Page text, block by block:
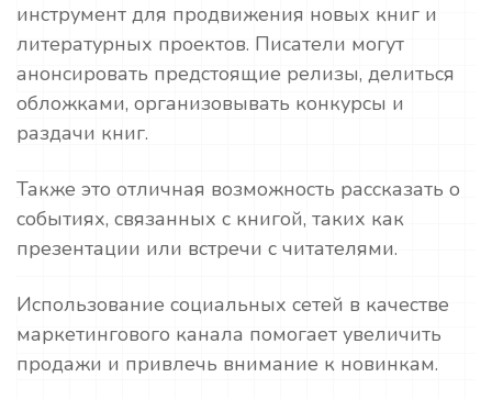
инструмент для продвижения новых книг и
литературных проектов. Писатели могут
анонсировать предстоящие релизы, делиться
обложками, организовывать конкурсы и
раздачи книг.
Также это отличная возможность рассказать о
событиях, связанных с книгой, таких как
презентации или встречи с читателями.
Использование социальных сетей в качестве
маркетингового канала помогает увеличить
продажи и привлечь внимание к новинкам.